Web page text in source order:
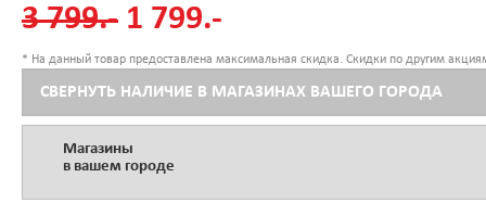
3 799.- 1 799.-
* На данный товар предоставлена максимальная скидка. Скидки по другим
СВЕРНУТЬ НАЛИЧИЕ В МАГАЗИНАХ ВАШЕГО ГОРОДА
Магазины
в вашем городе